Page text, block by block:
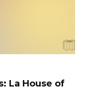
La House of